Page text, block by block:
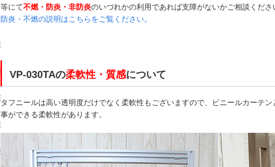
等にて不燃・防炎・非防炎のいづれかの利用であれば支障がないかご相談くださ
防炎・不燃の説明はこちらをご覧ください。
VP-030TAの柔軟性・質感について
タフニールは高い透明度だけでなく柔軟性もございますので、ビニールカーテ
事ができる柔軟性があります。